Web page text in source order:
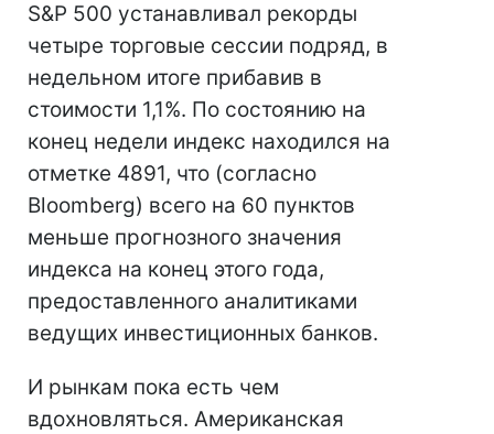
S&P 500 устанавливал рекорды
четыре торговые сессии подряд, в
недельном итоге прибавив в
стоимости 1,1%. По состоянию на
конец недели индекс находился на
отметке 4891, что (согласно
Bloomberg) всего на 60 пунктов
меньше прогнозного значения
индекса на конец этого года,
предоставленного аналитиками
ведущих инвестиционных банков.
И рынкам пока есть чем
вдохновляться. Американская